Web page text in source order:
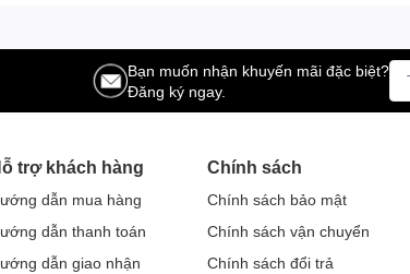
Bạn muốn nhận khuyến mãi đặc biệt?
Đăng ký ngay.
trợ khách hàng
dẫn mua hàng
dẫn thanh toán
dẫn giao nhận
Chính sách
Chính sách bảo mật
Chính sách vận chuyển
Chính sách đổi trả